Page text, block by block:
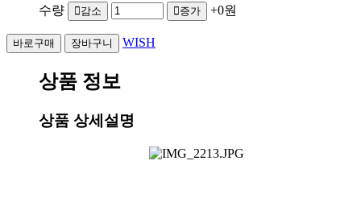
수량
감소 증가 +0원
WISH
상품 정보
상품 상세설명